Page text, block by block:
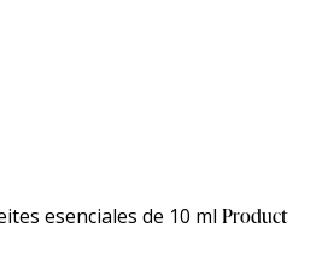
esenciales de 10 ml Product